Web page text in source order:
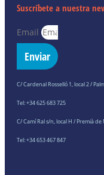
Suscríbete a nuestra
Email
Enviar
C/ Cardenal Rosselló 1, local 2 /
Tel: +34 625 683 725
C/ Camí Ral s/n, local H / Premià
Tel: +34 653 467 847